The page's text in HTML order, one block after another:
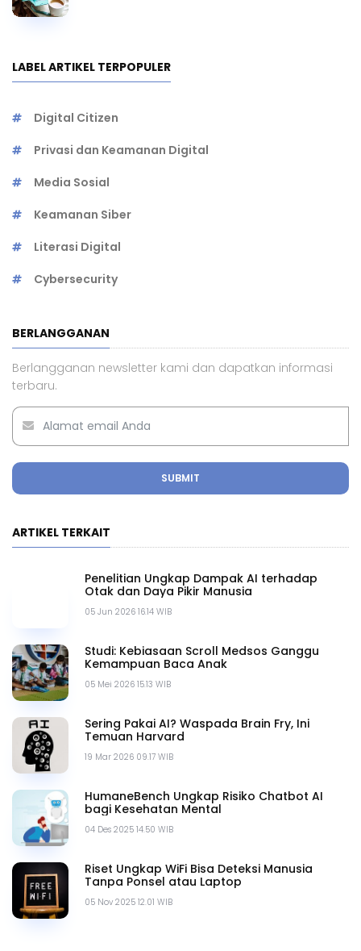
LABEL ARTIKEL TERPOPULER
Digital Citizen
Privasi dan Keamanan Digital
Media Sosial
Keamanan Siber
Literasi Digital
Cybersecurity
BERLANGGANAN
Berlangganan newsletter kami dan dapatkan informasi
terbaru.
SUBMIT
ARTIKEL TERKAIT
05 Jun 2026 16.14 WIB
Penelitian Ungkap Dampak AI terhadap
Otak dan Daya Pikir Manusia
05 Mei 2026 15.13 WIB
Studi: Kebiasaan Scroll Medsos Ganggu
Kemampuan Baca Anak
19 Mar 2026 09.17 WIB
Sering Pakai AI? Waspada Brain Fry, Ini
Temuan Harvard
04 Des 2025 14.50 WIB
HumaneBench Ungkap Risiko Chatbot AI
bagi Kesehatan Mental
05 Nov 2025 12.01 WIB
Riset Ungkap WiFi Bisa Deteksi Manusia
Tanpa Ponsel atau Laptop